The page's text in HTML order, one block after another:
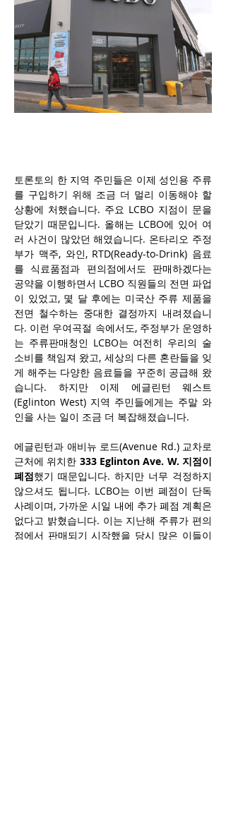
토론토의 한 지역 주민들은 이제 성인용 주류
를 구입하기 위해 조금 더 멀리 이동해야 할
상황에 처했습니다. 주요 LCBO 지점이 문을
닫았기 때문입니다. 올해는 LCBO에 있어 여
러 사건이 많았던 해였습니다. 온타리오 주정
부가 맥주, 와인, RTD(Ready-to-Drink) 음료
를 식료품점과 편의점에서도 판매하겠다는
공약을 이행하면서 LCBO 직원들의 전면 파업
이 있었고, 몇 달 후에는 미국산 주류 제품을
전면 철수하는 중대한 결정까지 내려졌습니
다. 이런 우여곡절 속에서도, 주정부가 운영하
는 주류판매청인 LCBO는 여전히 우리의 술
소비를 책임져 왔고, 세상의 다른 혼란들을 잊
게 해주는 다양한 음료들을 꾸준히 공급해 왔
습니다. 하지만 이제 에글린턴 웨스트
(Eglinton West) 지역 주민들에게는 주말 와
인을 사는 일이 조금 더 복잡해졌습니다.
에글린턴과 애비뉴 로드(Avenue Rd.) 교차로
근처에 위치한 333 Eglinton Ave. W. 지점이
폐점했기 때문입니다. 하지만 너무 걱정하지
않으셔도 됩니다. LCBO는 이번 폐점이 단독
사례이며, 가까운 시일 내에 추가 폐점 계획은
없다고 밝혔습니다. 이는 지난해 주류가 편의
점에서 판매되기 시작했을 당시 많은 이들이